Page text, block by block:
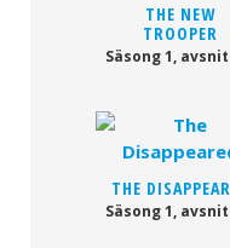
THE NEW
TROOPER
Säsong 1,
THE
Säsong 1,